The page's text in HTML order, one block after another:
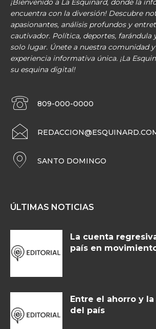
¡Bienvenido a La Esquinard, donde la
encuentra con la diversión! Descubre
apasionantes, análisis profundos y
cautivador. Política, deportes, farándula
solo lugar. Únete a nuestra comunidad
experiencia informativa única. ¡La
su esquina digital!
809-000-0000
SANTO DOMINGO
ÚLTIMAS NOTICIAS
La cuenta
país en
Entre el ahorro y
del país